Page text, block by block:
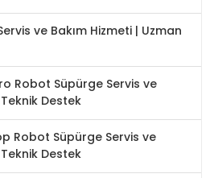
ve Bakım Hizmeti | Uzman
Robot Süpürge Servis ve
Destek
Robot Süpürge Servis ve
Destek